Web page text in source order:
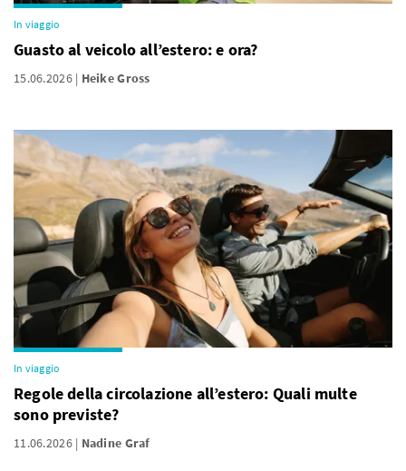
In viaggio
Guasto al veicolo all’estero: e ora?
15.06.2026 Heike Gross
In viaggio
Regole della circolazione all’estero: Quali multe
sono previste?
11.06.2026 Nadine Graf